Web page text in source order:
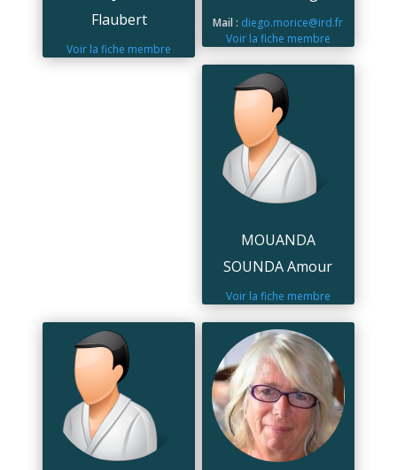
Flaubert
Voir la fiche membre
Mail : diego.morice@ird.fr
Voir la fiche membre
MOUANDA
SOUNDA Amour
Voir la fiche membre